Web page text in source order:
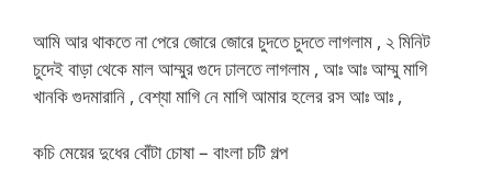
আমি আর থাকতে না পেরে জোরে জোরে চুদতে চুদতে লাগলাম , ২ মিনিট
চুদেই বাড়া থেকে মাল আম্মুর গুদে ঢালতে লাগলাম , আঃ আঃ আম্মু মাগি
খানকি গুদমারানি , বেশ্যা মাগি নে মাগি আমার হলের রস আঃ আঃ ,
কচি মেয়ের দুধের বোঁটা চোষা – বাংলা চটি গল্প